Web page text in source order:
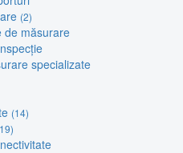
(2)
de măsurare
specializate
(14)